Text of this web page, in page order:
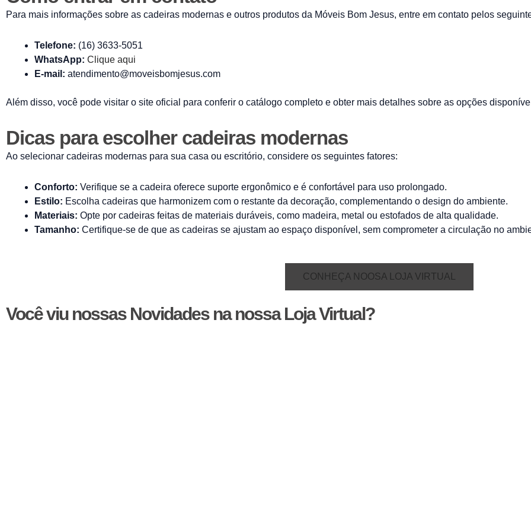
Para mais informações sobre as cadeiras modernas e outros produtos da Móveis Bom Jesus, entre em contato pelos
Telefone: (16) 3633-5051
WhatsApp: Clique aqui
E-mail: atendimento@moveisbomjesus.com
Além disso, você pode visitar o site oficial para conferir o catálogo completo e obter mais detalhes sobre as opções
Dicas para escolher cadeiras modernas
Ao selecionar cadeiras modernas para sua casa ou escritório, considere os seguintes fatores:
Conforto: Verifique se a cadeira oferece suporte ergonômico e é confortável para uso prolongado.
Estilo: Escolha cadeiras que harmonizem com o restante da decoração, complementando o design do ambiente.
Materiais: Opte por cadeiras feitas de materiais duráveis, como madeira, metal ou estofados de alta qualidade.
Tamanho: Certifique-se de que as cadeiras se ajustam ao espaço disponível, sem comprometer a circulação no
CONHEÇA NOOSA LOJA VIRTUAL
Você viu nossas Novidades na nossa Loja Virtual?